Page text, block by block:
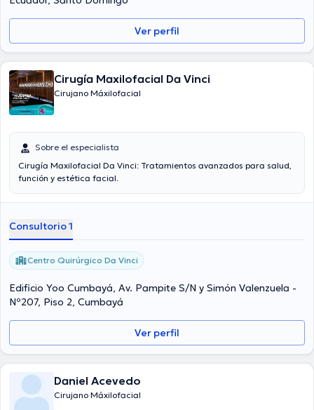
Ver perfil
Cirugía Maxilofacial Da Vinci
Cirujano Máxilofacial
Sobre el especialista
Cirugía Maxilofacial Da Vinci: Tratamientos avanzados para salud,
función y estética facial.
Consultorio 1
Centro Quirúrgico Da Vinci
Edificio Yoo Cumbayá, Av. Pampite S/N y Simón Valenzuela -
Nº207, Piso 2, Cumbayá
Ver perfil
Daniel Acevedo
Cirujano Máxilofacial